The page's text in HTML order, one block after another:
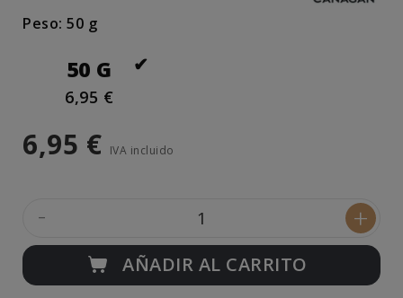
Peso: 50 g
50 G
6,95 €
6,95 € IVA incluido
- +
AÑADIR AL CARRITO